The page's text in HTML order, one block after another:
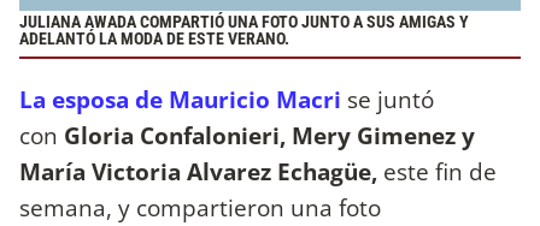
JULIANA AWADA COMPARTIÓ UNA FOTO JUNTO A SUS AMIGAS Y
ADELANTÓ LA MODA DE ESTE VERANO.
La esposa de Mauricio Macri se juntó
con Gloria Confalonieri, Mery Gimenez y
María Victoria Alvarez Echagüe, este fin de
semana, y compartieron una foto